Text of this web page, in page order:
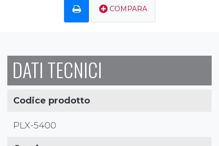
COMPARA
DATI TECNICI
Codice prodotto
PLX-5400